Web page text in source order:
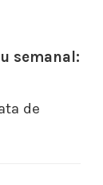
semanal:
de